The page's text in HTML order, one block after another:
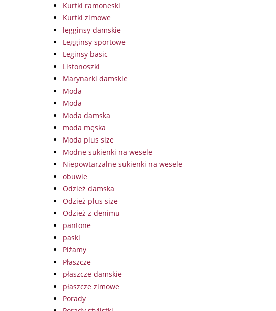
Kurtki ramoneski
Kurtki zimowe
legginsy damskie
Legginsy sportowe
Leginsy basic
Listonoszki
Marynarki damskie
Moda
Moda
Moda damska
moda męska
Moda plus size
Modne sukienki na wesele
Niepowtarzalne sukienki na wesele
obuwie
Odzież damska
Odzież plus size
Odzież z denimu
pantone
paski
Piżamy
Płaszcze
płaszcze damskie
płaszcze zimowe
Porady